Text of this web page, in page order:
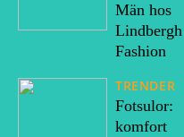
Män hos
Lindbergh
Fashion
TRENDER
Fotsulor:
komfort